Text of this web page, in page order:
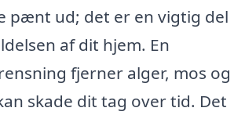
pænt ud; det er en vigtig del
af dit hjem. En
fjerner alger, mos og
skade dit tag over tid. Det